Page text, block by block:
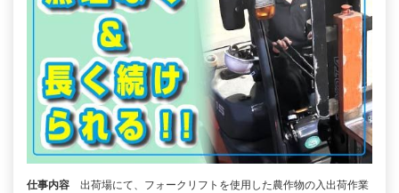
仕事内容
出荷場にて、フォークリフトを使用した農作物の入出荷作業